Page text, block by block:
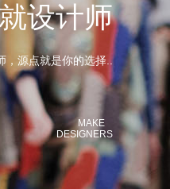
设计师
，源点就是你的选择..
MAKE
DESIGNERS